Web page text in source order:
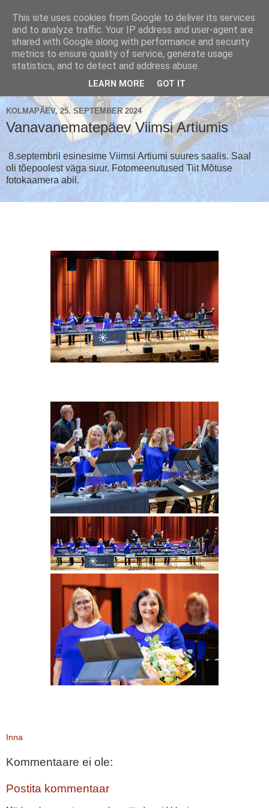
Käsikellade ansambel / Handbell Ensemble
KOLMAPÄEV, 25. SEPTEMBER 2024
Vanavanematepäev Viimsi Artiumis
8.septembril esinesime Viimsi Artiumi suures saalis. Saal
oli tõepoolest väga suur. Fotomeenutused Tiit Mõtuse
fotokaamera abil.
Inna
Kommentaare ei ole:
Postita kommentaar
This site uses cookies from Google to deliver its services
and to analyze traffic. Your IP address and user-agent are
shared with Google along with performance and security
metrics to ensure quality of service, generate usage
statistics, and to detect and address abuse.
LEARN MORE GOT IT